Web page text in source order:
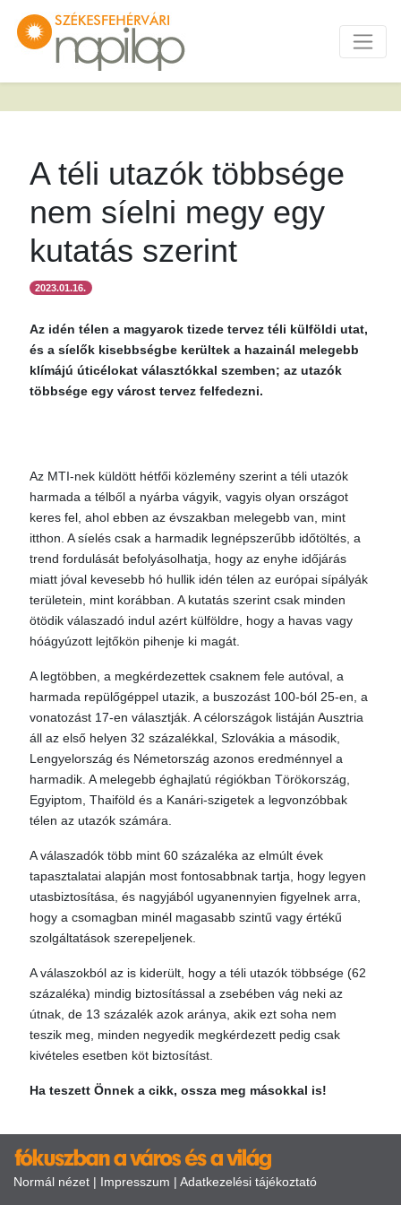
A téli utazók többsége
nem síelni megy egy
kutatás szerint
2023.01.16.
Az idén télen a magyarok tizede tervez téli külföldi utat,
és a síelők kisebbségbe kerültek a hazainál melegebb
klímájú úticélokat választókkal szemben; az utazók
többsége egy várost tervez felfedezni.
Az MTI-nek küldött hétfői közlemény szerint a téli utazók
harmada a télből a nyárba vágyik, vagyis olyan országot
keres fel, ahol ebben az évszakban melegebb van, mint
itthon. A síelés csak a harmadik legnépszerűbb időtöltés, a
trend fordulását befolyásolhatja, hogy az enyhe időjárás
miatt jóval kevesebb hó hullik idén télen az európai sípályák
területein, mint korábban. A kutatás szerint csak minden
ötödik válaszadó indul azért külföldre, hogy a havas vagy
hóágyúzott lejtőkön pihenje ki magát.
A legtöbben, a megkérdezettek csaknem fele autóval, a
harmada repülőgéppel utazik, a buszozást 100-ból 25-en, a
vonatozást 17-en választják. A célországok listáján Ausztria
áll az első helyen 32 százalékkal, Szlovákia a második,
Lengyelország és Németország azonos eredménnyel a
harmadik. A melegebb éghajlatú régiókban Törökország,
Egyiptom, Thaiföld és a Kanári-szigetek a legvonzóbbak
télen az utazók számára.
A válaszadók több mint 60 százaléka az elmúlt évek
tapasztalatai alapján most fontosabbnak tartja, hogy legyen
utasbiztosítása, és nagyjából ugyanennyien figyelnek arra,
hogy a csomagban minél magasabb szintű vagy értékű
szolgáltatások szerepeljenek.
A válaszokból az is kiderült, hogy a téli utazók többsége (62
százaléka) mindig biztosítással a zsebében vág neki az
útnak, de 13 százalék azok aránya, akik ezt soha nem
teszik meg, minden negyedik megkérdezett pedig csak
kivételes esetben köt biztosítást.
Ha teszett Önnek a cikk, ossza meg másokkal is!
Normál nézet | Impresszum | Adatkezelési tájékoztató